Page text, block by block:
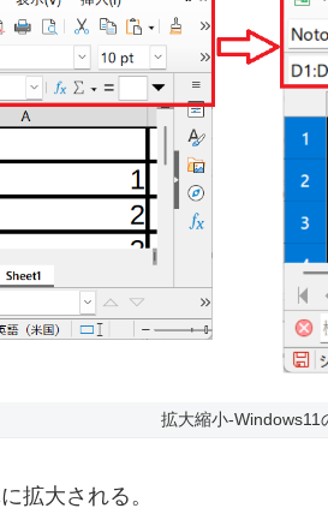
拡大縮小-Windows11
拡大される。